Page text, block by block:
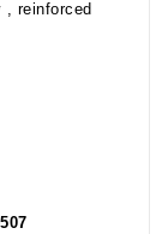
, reinforced